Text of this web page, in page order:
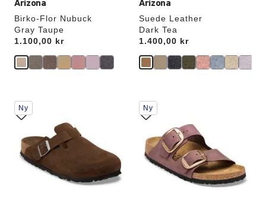
Arizona
Birko-Flor Nubuck
Gray Taupe
Price:
1.100,00 kr
Arizona
Suede Leather
Dark Tea
Price:
1.400,00 kr
Samhandling
med
swatch-
oppdatere
produktbildet
Ny
Samhandling
med
swatch-
oppdatere
produktbildet
Ny